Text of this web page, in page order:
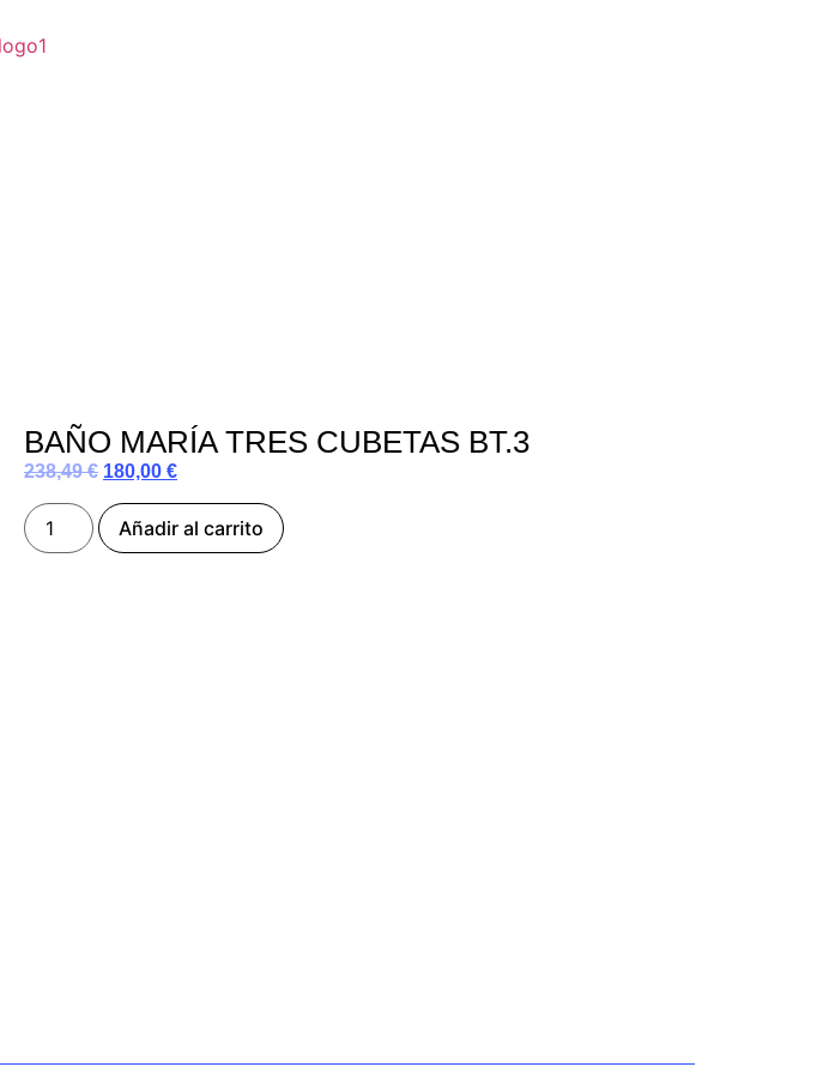
BAÑO MARÍA TRES CUBETAS BT.3
238,49€ 180,00 €
Añadir al carrito